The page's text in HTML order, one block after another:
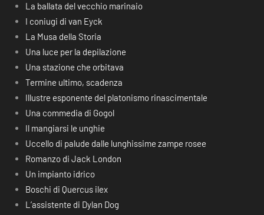
La ballata del vecchio marinaio
I coniugi di van Eyck
La Musa della Storia
Una luce per la depilazione
Una stazione che orbitava
Termine ultimo, scadenza
Illustre esponente del platonismo rinascimentale
Una commedia di Gogol
Il mangiarsi le unghie
Uccello di palude dalle lunghissime zampe rosee
Romanzo di Jack London
Un impianto idrico
Boschi di Quercus ilex
L’assistente di Dylan Dog